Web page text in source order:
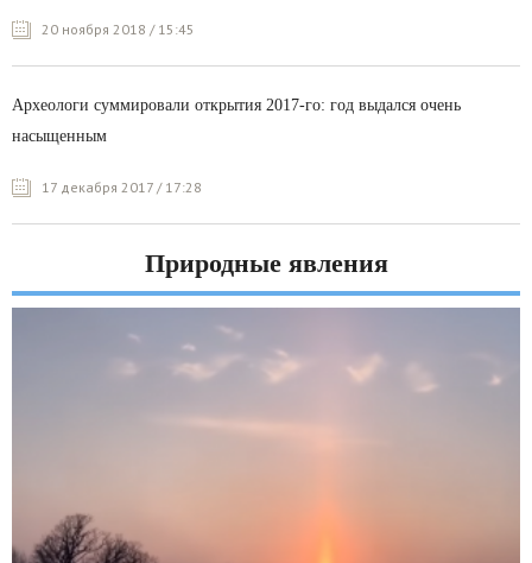
20 ноября 2018 / 15:45
Археологи суммировали открытия 2017-го: год выдался очень
насыщенным
17 декабря 2017 / 17:28
Природные явления